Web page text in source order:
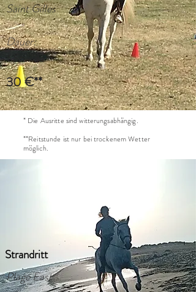
Saint Gilles
Dauer:
1 Stunde
30 €**
* Die Ausritte sind witterungsabhängig.
**Reitstunde ist nur bei trockenem Wetter
möglich.
Strandritt
Plage East